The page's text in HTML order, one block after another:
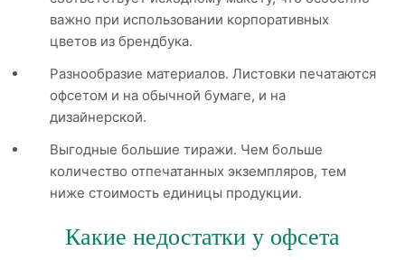
важно при использовании корпоративных
цветов из брендбука.
Разнообразие материалов. Листовки печатаются
офсетом и на обычной бумаге, и на
дизайнерской.
Выгодные большие тиражи. Чем больше
количество отпечатанных экземпляров, тем
ниже стоимость единицы продукции.
Какие недостатки у офсета